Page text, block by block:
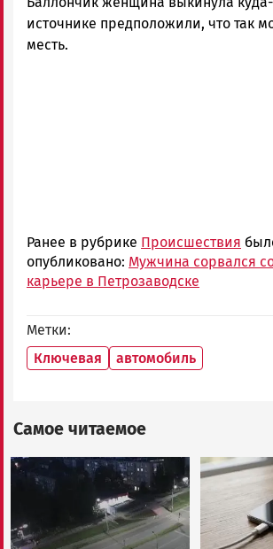
источнике предположили, что так
месть.
Ранее в рубрике Происшествия
опубликовано: Мужчина сорвался
карьере в Петрозаводске
Метки
Ключевая
автомобиль
Самое читаемое
Image Image